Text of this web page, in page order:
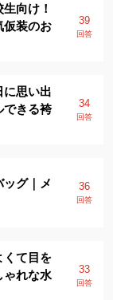
向け！
仮装のお
39
回答
に思い出
できる袴
34
回答
グ｜メ
36
回答
くて目を
ゃれな水
33
回答